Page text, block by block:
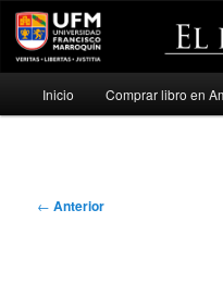
Ir
Inicio Comprar libro en
Navegación
← Anterior